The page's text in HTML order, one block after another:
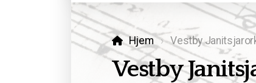
Hjem Vestby
Vestby